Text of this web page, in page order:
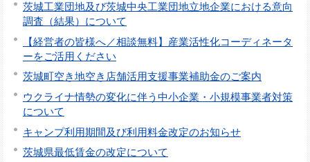
茨城工業団地及び茨城中央工業団地立地企業における意向
調査（結果）について
【経営者の皆様へ／相談無料】産業活性化コーディネータ
ーをご活用ください
茨城町空き地空き店舗活用支援事業補助金のご案内
ウクライナ情勢の変化に伴う中小企業・小規模事業者対策
について
キャンプ利用期間及び利用料金改定のお知らせ
茨城県最低賃金の改定について